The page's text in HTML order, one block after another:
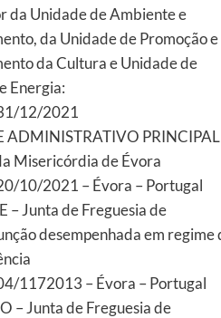
da Unidade de Ambiente e
da Unidade de Promoção e
da Cultura e Unidade de
Energia:
12/2021
ADMINISTRATIVO
Misericórdia de Évora
10/2021 – Évora – Portugal
– Junta de Freguesia de
desempenhada em regime
1172013 – Évora – Portugal
– Junta de Freguesia de